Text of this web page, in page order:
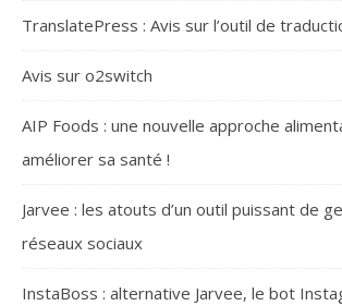
TranslatePress : Avis sur l’outil de
Avis sur o2switch
AIP Foods : une nouvelle approche
améliorer sa santé !
Jarvee : les atouts d’un outil puissant de
réseaux sociaux
InstaBoss : alternative Jarvee, le bot